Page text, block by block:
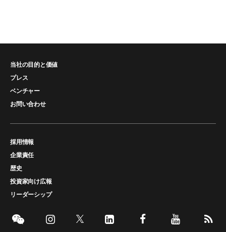
当社の目的と価値
プレス
ベンチャー
お問い合わせ
採用情報
企業責任
歴史
投資家向け広報
リーダーシップ